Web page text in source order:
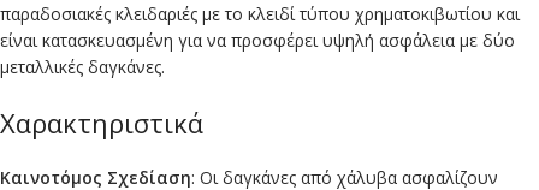
παραδοσιακές κλειδαριές με το κλειδί τύπου χρηματοκιβωτίου και
είναι κατασκευασμένη για να προσφέρει υψηλή ασφάλεια με δύο
μεταλλικές δαγκάνες.
Χαρακτηριστικά
Καινοτόμος Σχεδίαση: Οι δαγκάνες από χάλυβα ασφαλίζουν